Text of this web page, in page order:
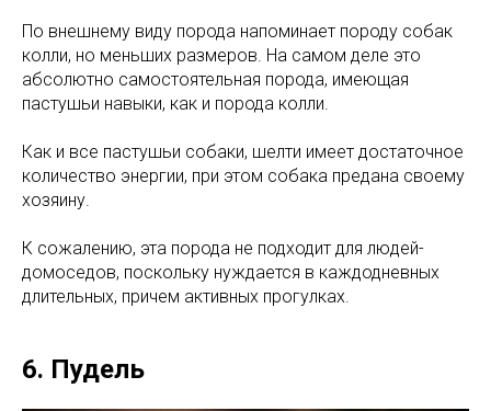
По внешнему виду порода напоминает породу собак
колли, но меньших размеров. На самом деле это
абсолютно самостоятельная порода, имеющая
пастушьи навыки, как и порода колли.
Как и все пастушьи собаки, шелти имеет достаточное
количество энергии, при этом собака предана своему
хозяину.
К сожалению, эта порода не подходит для людей-
домоседов, поскольку нуждается в каждодневных
длительных, причем активных прогулках.
6. Пудель